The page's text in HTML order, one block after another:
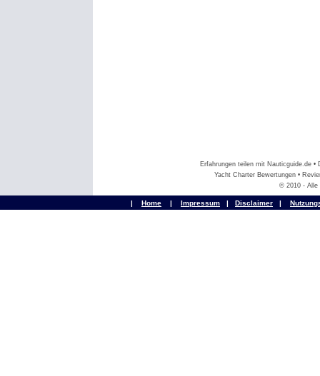
Erfahrungen teilen mit Nauticguide.de
Yacht Charter Bewertungen •
© 2010 - Alle
| Home | Impressum | Disclaimer |